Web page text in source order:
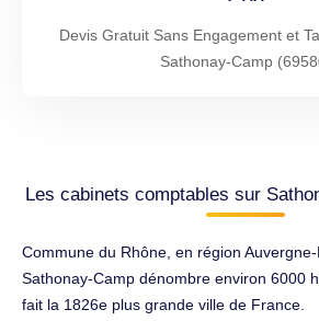
Devis Gratuit Sans Engagement et
Sathonay-Camp
Les cabinets comptables sur
Commune du Rhône, en région Auvergne-
Sathonay-Camp dénombre environ 6000
fait la 1826e plus grande ville de France.